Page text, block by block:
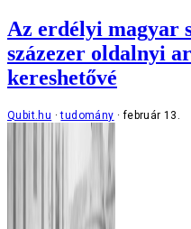
Az erdélyi magyar
százezer oldalnyi
kereshetővé
Qubit.hu tudomány február 13.